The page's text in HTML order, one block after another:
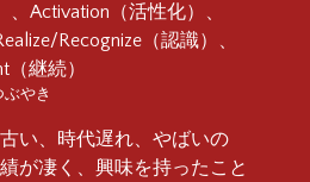
、Activation（活性化）、
Recognize（認識）、
（継続）
ぶやき
い、時代遅れ、やばいの
が凄く、興味を持ったこと